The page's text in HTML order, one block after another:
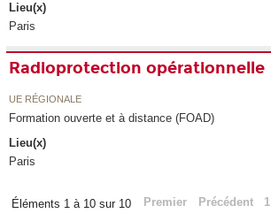
Lieu(x)
Paris
Radioprotection opérationnelle
UE RÉGIONALE
Formation ouverte et à distance (FOAD)
Lieu(x)
Paris
Éléments 1 à 10 sur 10 Premier Précédent 1